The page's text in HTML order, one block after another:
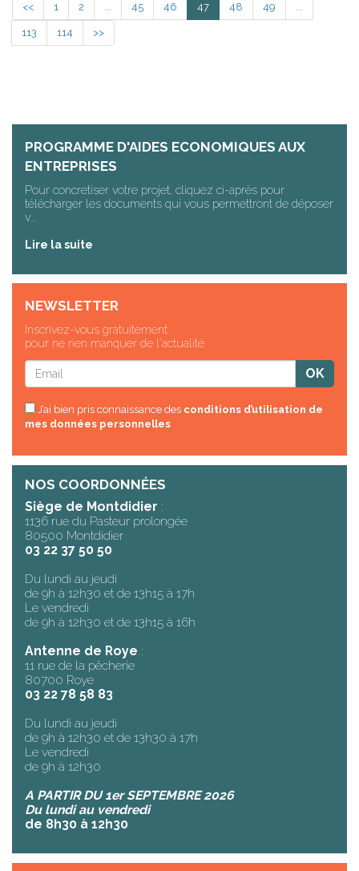
<< 1 2 ... 45 46 47 48 49 ...
113 114 >>
PROGRAMME D'AIDES ECONOMIQUES AUX
ENTREPRISES
Pour concretiser votre projet, cliquez ci-après pour
télécharger les documents qui vous permettront de déposer
v...
Lire la suite
NEWSLETTER
Inscrivez-vous gratuitement
pour ne rien manquer de l'actualité
J’ai bien pris connaissance des conditions d’utilisation de
mes données personnelles
NOS COORDONNÉES
Siège de Montdidier :
1136 rue du Pasteur prolongée
80500 Montdidier
03 22 37 50 50
Du lundi au jeudi
de 9h à 12h30 et de 13h15 à 17h
Le vendredi
de 9h à 12h30 et de 13h15 à 16h
Antenne de Roye :
11 rue de la pêcherie
80700 Roye
03 22 78 58 83
Du lundi au jeudi
de 9h à 12h30 et de 13h30 à 17h
Le vendredi
de 9h à 12h30
A PARTIR DU 1er SEPTEMBRE 2026
Du lundi au vendredi
de 8h30 à 12h30